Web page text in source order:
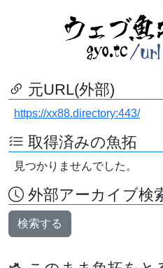
元URL(外部)
https://xx88.directory:443/
取得済みの魚拓
見つかりませんでした。
外部アーカイブ検
検索する